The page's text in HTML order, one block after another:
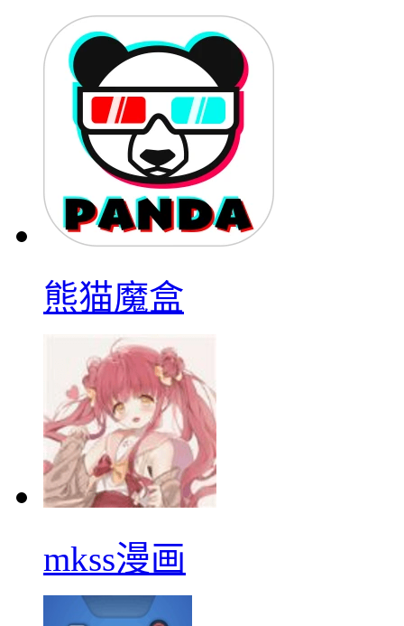
熊猫魔盒
mkss漫画